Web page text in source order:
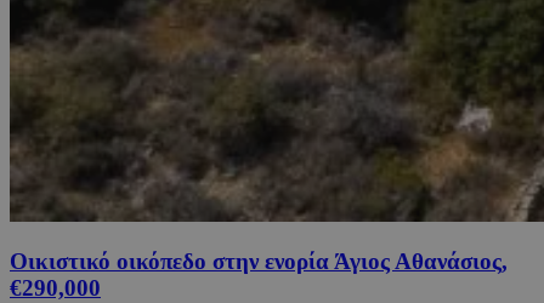
Οικιστικό οικόπεδο στην ενορία Άγιος Αθανάσιος,
€290,000